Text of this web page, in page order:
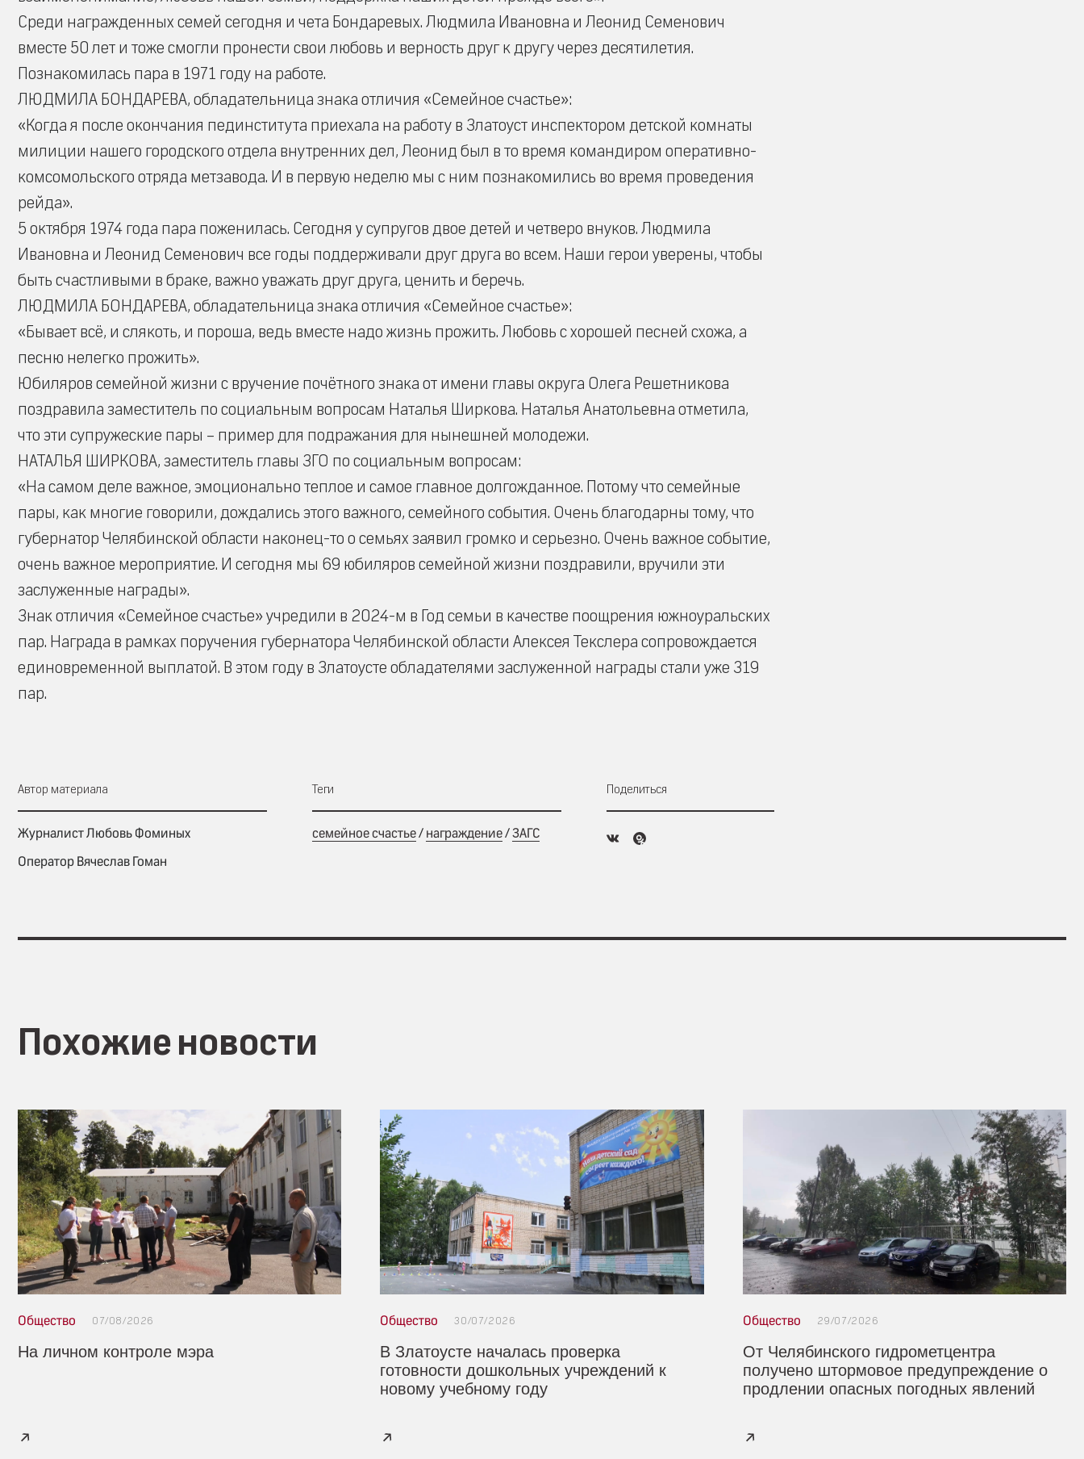
Среди награжденных семей сегодня и чета Бондаревых. Людмила Ивановна и Леонид Семенович
вместе 50 лет и тоже смогли пронести свои любовь и верность друг к другу через десятилетия.
Познакомилась пара в 1971 году на работе.
ЛЮДМИЛА БОНДАРЕВА, обладательница знака отличия «Семейное счастье»:
«Когда я после окончания пединститута приехала на работу в Златоуст инспектором детской комнаты
милиции нашего городского отдела внутренних дел, Леонид был в то время командиром оперативно-
комсомольского отряда метзавода. И в первую неделю мы с ним познакомились во время проведения
рейда».
5 октября 1974 года пара поженилась. Сегодня у супругов двое детей и четверо внуков. Людмила
Ивановна и Леонид Семенович все годы поддерживали друг друга во всем. Наши герои уверены, чтобы
быть счастливыми в браке, важно уважать друг друга, ценить и беречь.
ЛЮДМИЛА БОНДАРЕВА, обладательница знака отличия «Семейное счастье»:
«Бывает всё, и слякоть, и пороша, ведь вместе надо жизнь прожить. Любовь с хорошей песней схожа, а
песню нелегко прожить».
Юбиляров семейной жизни с вручение почётного знака от имени главы округа Олега Решетникова
поздравила заместитель по социальным вопросам Наталья Ширкова. Наталья Анатольевна отметила,
что эти супружеские пары – пример для подражания для нынешней молодежи.
НАТАЛЬЯ ШИРКОВА, заместитель главы ЗГО по социальным вопросам:
«На самом деле важное, эмоционально теплое и самое главное долгожданное. Потому что семейные
пары, как многие говорили, дождались этого важного, семейного события. Очень благодарны тому, что
губернатор Челябинской области наконец-то о семьях заявил громко и серьезно. Очень важное событие,
очень важное мероприятие. И сегодня мы 69 юбиляров семейной жизни поздравили, вручили эти
заслуженные награды».
Знак отличия «Семейное счастье» учредили в 2024-м в Год семьи в качестве поощрения южноуральских
пар. Награда в рамках поручения губернатора Челябинской области Алексея Текслера сопровождается
единовременной выплатой. В этом году в Златоусте обладателями заслуженной награды стали уже 319
пар.
Автор материала
Журналист Любовь Фоминых
Оператор Вячеслав Гоман
Теги
семейное счастье/ награждение/ЗАГС
Поделиться
Похожие новости
Общество 07/08/2026
На личном контроле мэра
Общество 30/07/2026
В Златоусте началась проверка
готовности дошкольных учреждений к
новому учебному году
Общество 29/07/2026
От Челябинского гидрометцентра
получено штормовое предупреждение о
продлении опасных погодных явлений